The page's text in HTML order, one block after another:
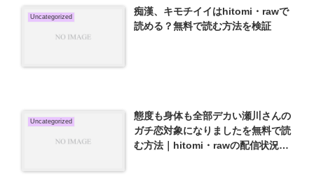
Uncategorized
痴漢、キモチイイはhitomi・rawで
読める？無料で読む方法を検証
Uncategorized
態度も身体も全部デカい瀬川さんの
ガチ恋対象になりましたを無料で読
む方法｜hitomi・rawの配信状況を